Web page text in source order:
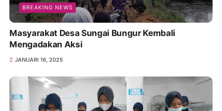
BREAKING NEWS
Masyarakat Desa Sungai Bungur Kembali
Mengadakan Aksi
JANUARI 16, 2025